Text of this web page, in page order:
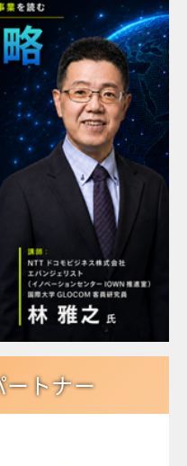
トナー